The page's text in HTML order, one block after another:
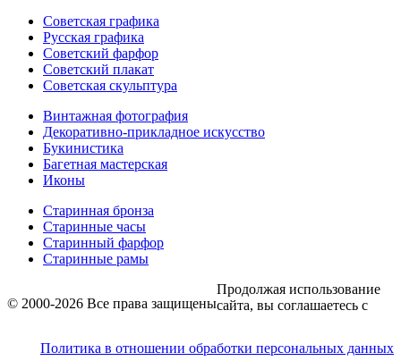
Советская графика
Русская графика
Советский фарфор
Советский плакат
Советская скульптура
Винтажная фотография
Декоративно-прикладное искусство
Букинистика
Багетная мастерская
Иконы
Старинная бронза
Старинные часы
Старинный фарфор
Старинные рамы
© 2000-2026 Все права защищены
Политика в отношении обработки персональных данных
Продолжая использование
сайта, вы соглашаетесь с